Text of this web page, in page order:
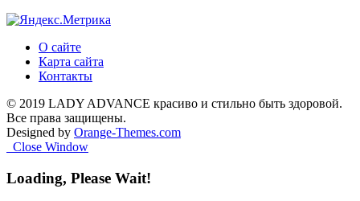
О сайте
Карта сайта
Контакты
© 2019 LADY ADVANCE красиво и стильно быть здоровой.
Все права защищены.
Designed by Orange-Themes.com
Close Window
Loading, Please Wait!